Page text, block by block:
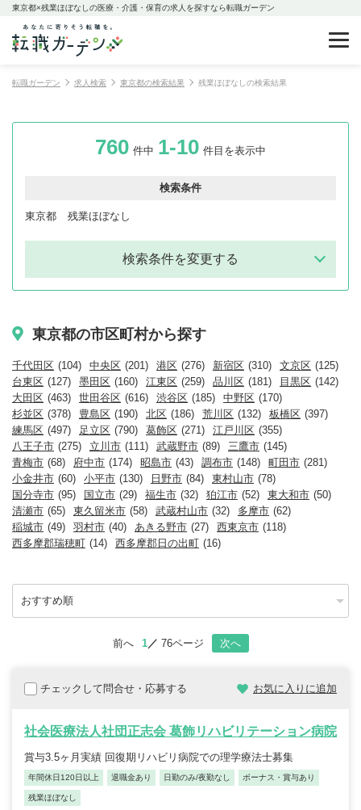
東京都×残業ほぼなしの医療・介護・保育の求人を探すなら転職ガーデン
転職ガーデン 求人検索 東京都の検索結果 残業ほぼなしの検索結果
760 件中 1-10 件目を表示中
検索条件
東京都 残業ほぼなし
検索条件を変更する
東京都の市区町村から探す
千代田区 (104) 中央区 (201) 港区 (276) 新宿区 (310) 文京区 (125)
台東区 (127) 墨田区 (160) 江東区 (259) 品川区 (181) 目黒区 (142)
大田区 (463) 世田谷区 (616) 渋谷区 (185) 中野区 (170)
杉並区 (378) 豊島区 (190) 北区 (186) 荒川区 (132) 板橋区 (397)
練馬区 (497) 足立区 (790) 葛飾区 (271) 江戸川区 (355)
八王子市 (275) 立川市 (111) 武蔵野市 (89) 三鷹市 (145)
青梅市 (68) 府中市 (174) 昭島市 (43) 調布市 (148) 町田市 (281)
小金井市 (60) 小平市 (130) 日野市 (84) 東村山市 (78)
国分寺市 (95) 国立市 (29) 福生市 (32) 狛江市 (52) 東大和市 (50)
清瀬市 (65) 東久留米市 (58) 武蔵村山市 (32) 多摩市 (62)
稲城市 (49) 羽村市 (40) あきる野市 (27) 西東京市 (118)
西多摩郡瑞穂町 (14) 西多摩郡日の出町 (16)
前へ 1 76ページ 次へ
チェックして問合せ・応募する お気に入りに追加
社会医療法人社団正志会 葛飾リハビリテーション病院
賞与3.5ヶ月実績 回復期リハビリ病院での理学療法士募集
年間休日120日以上 退職金あり 日勤のみ/夜勤なし ボーナス・賞与あり
残業ほぼなし